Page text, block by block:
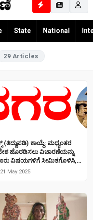
State National
29 Articles
(ತಿದ್ದುಪಡಿ) ಕಾಯ್ದೆ: ಮಧ್ಯಂತರ
ಹೊರಡಿಸಲು ವಿಚಾರಣೆಯನ್ನು
ವಿಷಯಗಳಿಗೆ ಸೀಮಿತಗೊಳಿಸಿ,
ಸುಪ್ರೀಂ ಕೋರ್ಟ್‌ಗೆ ಒತ್ತಾಯ
21 May 2025